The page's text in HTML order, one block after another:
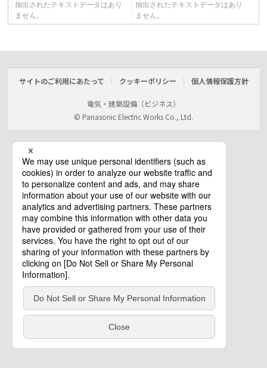
抽出されたテキストデータはあり
ません。
抽出されたテキストデータはあり
ません。
サイトのご利用にあたって クッキーポリシー 個人情報保護方針
電気・建築設備（ビジネス）
© Panasonic Electric Works Co., Ltd.